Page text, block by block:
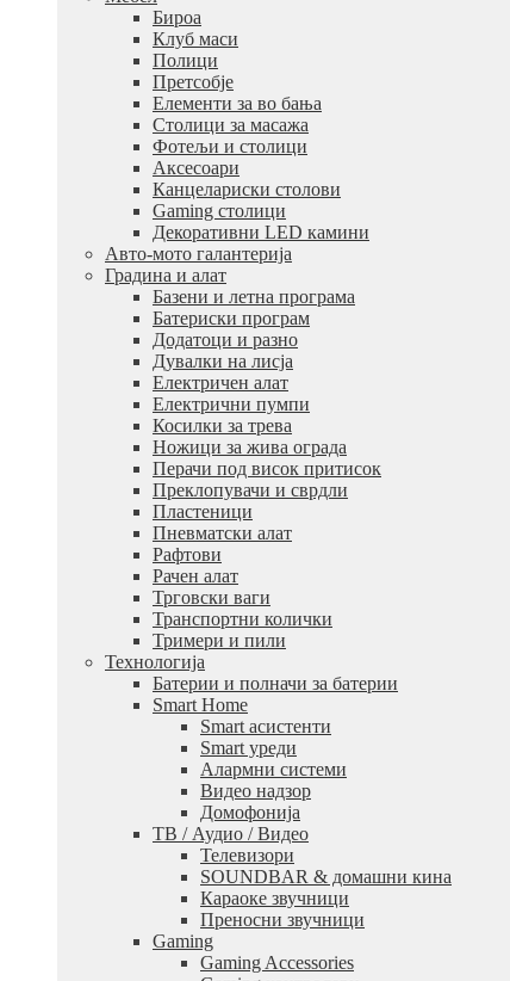
Бироа
Клуб маси
Полици
Претсобје
Елементи за во бања
Столици за масажа
Фотељи и столици
Аксесоари
Канцелариски столови
Gaming столици
Декоративни LED камини
Авто-мото галантерија
Градина и алат
Базени и летна програма
Батериски програм
Додатоци и разно
Дувалки на лисја
Електричен алат
Електрични пумпи
Косилки за трева
Ножици за жива ограда
Перачи под висок притисок
Преклопувачи и сврдли
Пластеници
Пневматски алат
Рафтови
Рачен алат
Трговски ваги
Транспортни колички
Тримери и пили
Технологија
Батерии и полначи за батерии
Smart Home
Smart асистенти
Smart уреди
Алармни системи
Видео надзор
Домофонија
ТВ / Аудио / Видео
Телевизори
SOUNDBAR & домашни кина
Караоке звучници
Преносни звучници
Gaming
Gaming Accessories